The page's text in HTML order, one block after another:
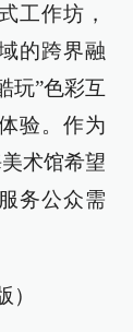
工作坊，
的跨界融
玩”色彩互
验。作为
术馆希望
务公众需
）